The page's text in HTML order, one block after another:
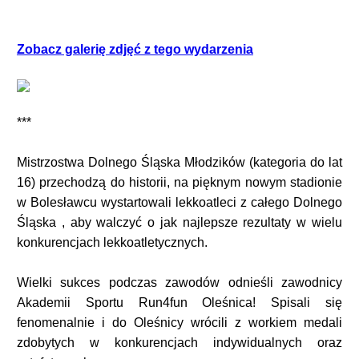
Zobacz galerię zdjęć z tego wydarzenia
***
Mistrzostwa Dolnego Śląska Młodzików (kategoria do lat
16) przechodzą do historii, na pięknym nowym stadionie
w Bolesławcu wystartowali lekkoatleci z całego Dolnego
Śląska , aby walczyć o jak najlepsze rezultaty w wielu
konkurencjach lekkoatletycznych.
Wielki sukces podczas zawodów odnieśli zawodnicy
Akademii Sportu Run4fun Oleśnica! Spisali się
fenomenalnie i do Oleśnicy wrócili z workiem medali
zdobytych w konkurencjach indywidualnych oraz